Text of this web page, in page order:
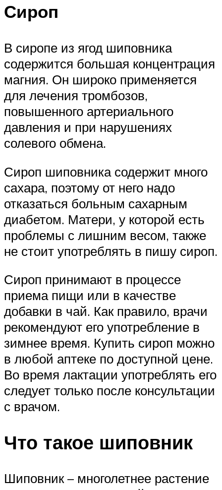
Сироп
В сиропе из ягод шиповника
содержится большая концентрация
магния. Он широко применяется
для лечения тромбозов,
повышенного артериального
давления и при нарушениях
солевого обмена.
Сироп шиповника содержит много
сахара, поэтому от него надо
отказаться больным сахарным
диабетом. Матери, у которой есть
проблемы с лишним весом, также
не стоит употреблять в пишу сироп.
Сироп принимают в процессе
приема пищи или в качестве
добавки в чай. Как правило, врачи
рекомендуют его употребление в
зимнее время. Купить сироп можно
в любой аптеке по доступной цене.
Во время лактации употреблять его
следует только после консультации
с врачом.
Что такое шиповник
Шиповник – многолетнее растение